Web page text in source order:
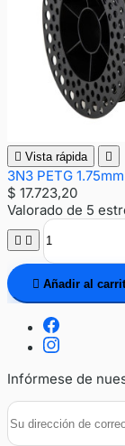
 Vista rápida 
3N3 PETG
$ 17.723,20
Valorado de 5
 
 Añadir al
Infórmese de